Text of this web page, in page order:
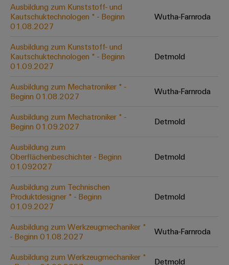
Öl
&
Sicherer
Betrieb
mit
Lösungen
für
Prozessindustrie
Mehr
Ressourceneffizienz
durch
Schaltschrankbau
Lösungen
die
Herausforderungen
Schaltschrankbau
Industrial
Automation
Industrial
IoT
Industrial
Security
Industrial
Service
Platform
easyConnect
Regler
Gerätehersteller
Leiterplattensteckverbinder
I/O-
Systeme
Industrial
Ethernet
Touch-
Panels
Engineering-
Visualisierungstools
Energiemessung
und
Smart
Metering
Weidmüller
AI
Webinare
PSIRT
Digitale
Bestellmöglichkeiten
eShop
OCI-
EDI-
Schnittstelle
ALLE
SERVICES
Automation
Solution
finden
Solution
Partner
-
Systemintegratoren
Messen
&
Globale
Messen
&
Events
Stellenbörse
Entwicklung
Karriere auf
Ausbildung zum Kunststoff- und
Kautschuktechnologen * - Beginn
01.08.2027
Wutha-Farnroda
Ausbildung zum Kunststoff- und
Kautschuktechnologen * - Beginn
01.09.2027
Detmold
Ausbildung zum Mechatroniker * -
Beginn 01.08.2027
Wutha-Farnroda
Ausbildung zum Mechatroniker * -
Beginn 01.09.2027
Detmold
Ausbildung zum
Oberflächenbeschichter - Beginn
01.092027
Detmold
Ausbildung zum Technischen
Produktdesigner * - Beginn
01.09.2027
Detmold
Ausbildung zum Werkzeugmechaniker *
- Beginn 01.08.2027
Wutha-Farnroda
Ausbildung zum Werkzeugmechaniker *
Detmold